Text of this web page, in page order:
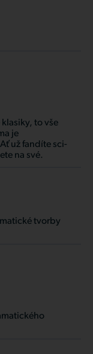
to vše
je
už fandíte sci-
na své.
tvorby